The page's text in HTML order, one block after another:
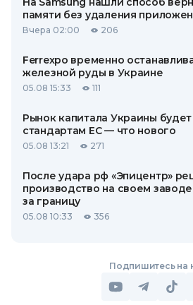
памяти без удаления
Вчера 02:00 206
Ferrexpo временно
железной руды в Украине
05.08 15:33 111
Рынок капитала Украины
стандартам ЕС — что нового
05.08 13:21 271
После удара рф «Эпицентр»
производство на своем
за границу
05.08 10:33 356
Подпишитесь на